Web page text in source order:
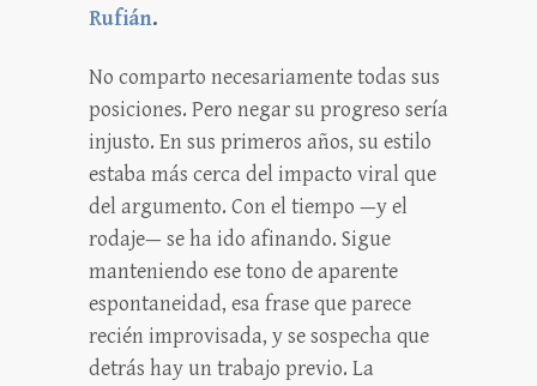
Rufián.
No comparto necesariamente todas sus
posiciones. Pero negar su progreso sería
injusto. En sus primeros años, su estilo
estaba más cerca del impacto viral que
del argumento. Con el tiempo —y el
rodaje— se ha ido afinando. Sigue
manteniendo ese tono de aparente
espontaneidad, esa frase que parece
recién improvisada, y se sospecha que
detrás hay un trabajo previo. La